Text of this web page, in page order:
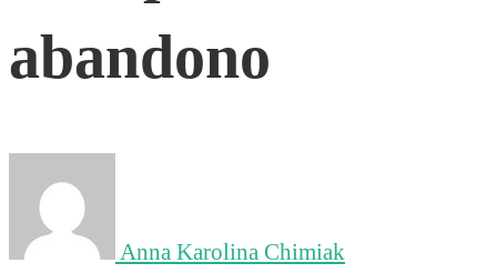
abandono
Anna Karolina Chimiak